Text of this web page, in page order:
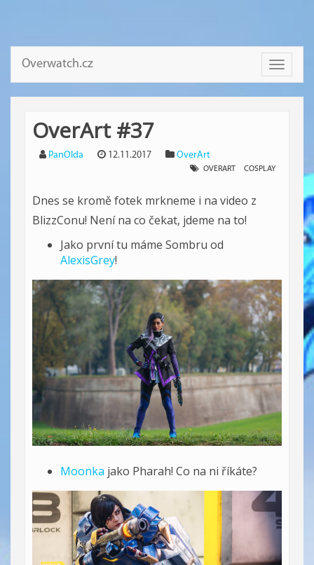
Toggle
Overwatch.cz
OverArt #37
PanOlda 12.11.2017 OverArt
OVERART COSPLAY
Dnes se kromě fotek mrkneme i na video z
BlizzConu! Není na co čekat, jdeme na to!
Jako první tu máme Sombru od
AlexisGrey!
Moonka jako Pharah! Co na ni říkáte?